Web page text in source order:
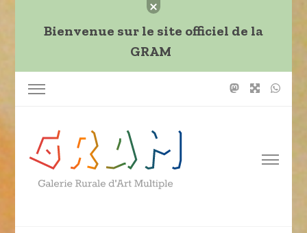
Bienvenue sur le site officiel de la
GRAM
Galerie Rurale d'Art Multiple
L'art et l'artisanat libéreront les âmes de la pénombre
technocratique.